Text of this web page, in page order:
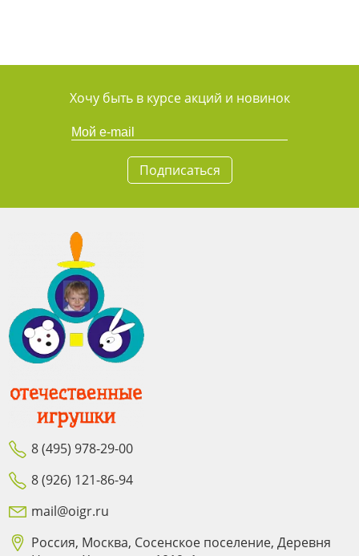
Хочу быть в курсе акций и новинок
Подписаться
8 (495) 978-29-00
8 (926) 121-86-94
mail@oigr.ru
Россия, Москва, Сосенское поселение, Деревня